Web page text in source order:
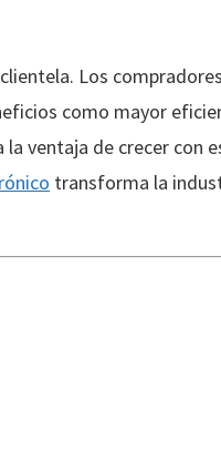
Los
como mayor
ventaja de crecer con
transforma la